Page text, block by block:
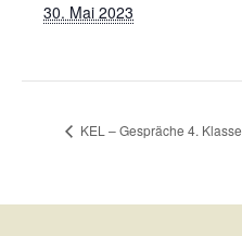
30. Mai 2023
KEL – Gespräche 4. Klasse